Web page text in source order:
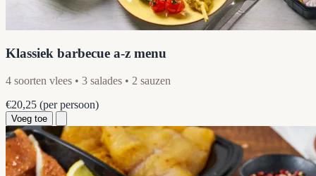
Klassiek barbecue a-z menu
4 soorten vlees • 3 salades • 2 sauzen
€20,25 (per persoon)
Voeg toe